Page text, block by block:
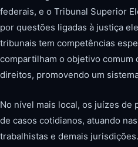
federais, e o Tribunal Superior
por questões ligadas à justiça
tribunais tem competências
compartilham o objetivo comum
direitos, promovendo um
No nível mais local, os juízes de
de casos cotidianos, atuando
trabalhistas e demais